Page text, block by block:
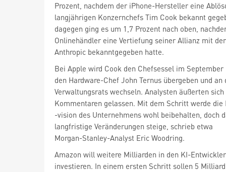
Prozent, nachdem der iPhone-Hersteller eine
dagegen ging es um 1,7 Prozent nach oben,
Onlinehändler eine Vertiefung seiner Allianz mit
Anthropic bekanntgegeben hatte.
Bei Apple wird Cook den Chefsessel im September
den Hardware-Chef John Ternus übergeben und an
Verwaltungsrats wechseln. Analysten äußerten
Kommentaren gelassen. Mit dem Schritt werde
-vision des Unternehmens wohl beibehalten, doch
langfristige Veränderungen steige, schrieb etwa
Morgan-Stanley-Analyst Eric Woodring.
Amazon will weitere Milliarden in den KI-
investieren. In einem ersten Schritt sollen 5